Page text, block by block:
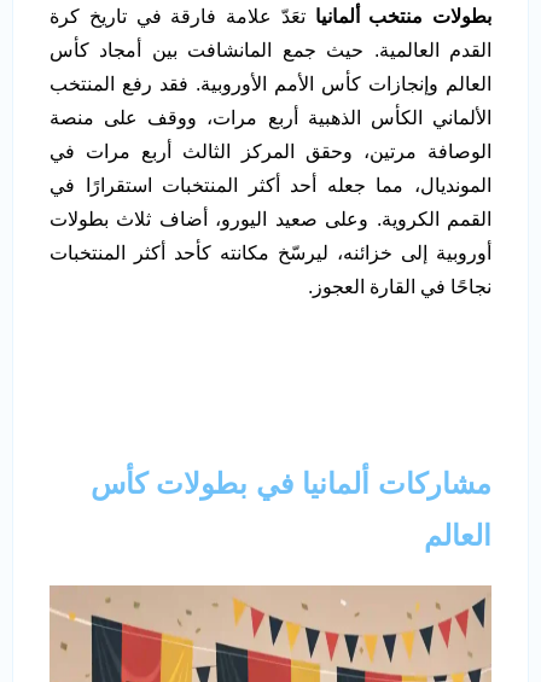
بطولات منتخب ألمانيا تعَدّ علامة فارقة في تاريخ كرة
القدم العالمية. حيث جمع المانشافت بين أمجاد كأس
العالم وإنجازات كأس الأمم الأوروبية. فقد رفع المنتخب
الألماني الكأس الذهبية أربع مرات، ووقف على منصة
الوصافة مرتين، وحقق المركز الثالث أربع مرات في
المونديال، مما جعله أحد أكثر المنتخبات استقرارًا في
القمم الكروية. وعلى صعيد اليورو، أضاف ثلاث بطولات
أوروبية إلى خزائنه، ليرسّخ مكانته كأحد أكثر المنتخبات
نجاحًا في القارة العجوز.
مشاركات ألمانيا في بطولات كأس
العالم